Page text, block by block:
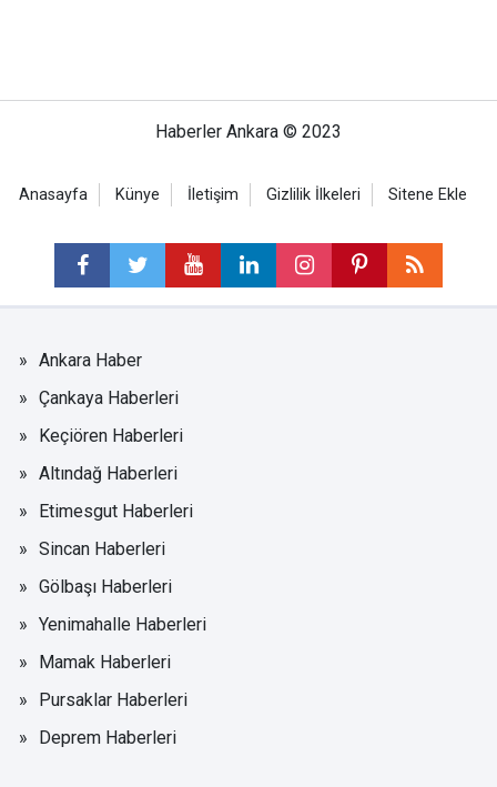
Haberler Ankara © 2023
Anasayfa Künye İletişim Gizlilik İlkeleri Sitene Ekle
Ankara Haber
Çankaya Haberleri
Keçiören Haberleri
Altındağ Haberleri
Etimesgut Haberleri
Sincan Haberleri
Gölbaşı Haberleri
Yenimahalle Haberleri
Mamak Haberleri
Pursaklar Haberleri
Deprem Haberleri